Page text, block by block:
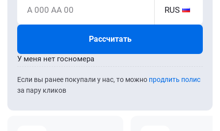
А 000 АА 00 RUS
Рассчитать
Если вы ранее покупали у нас, то можно продлить полис
за пару кликов
У меня нет госномера